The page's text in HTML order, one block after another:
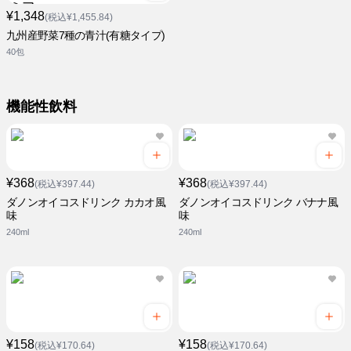
¥1,348(税込¥1,455.84)
九州産野菜7種の青汁(有糖タイプ)
40包
機能性飲料
¥368(税込¥397.44)
ダノンオイコスドリンク カカオ風
味
240ml
¥368(税込¥397.44)
ダノンオイコスドリンク バナナ風
味
240ml
¥158(税込¥170.64) ¥158(税込¥170.64)